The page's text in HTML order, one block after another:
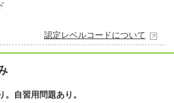
認定レベルコードについて
自習用問題あり。